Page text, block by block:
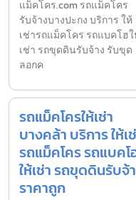
แม็คโคร.com รถแม็คโคร
รับจ้างบางปะกง บริการ ให้
เช่ารถแม็คโคร รถแบคโฮ
เช่า รถขุดดินรับจ้าง รับขุด
ลอกค
รถแม็คโครให้เช่า
บางคล้า บริการ ให้เ
รถแม็คโคร รถแบคโ
ให้เช่า รถขุดดินรับจ้
ราคาถูก